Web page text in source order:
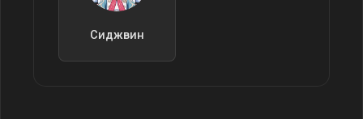
Сиджвин